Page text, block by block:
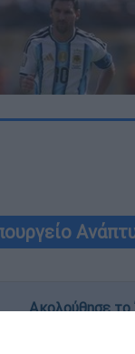
Ακολούθησε το